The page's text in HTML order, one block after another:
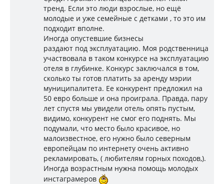
тренд. Если это люди взрослые, но ещё
молодые и уже семейные с детками , то это им
подходит вполне.
Иногда опустевшие бизнесы
раздают под эксплуатацию. Моя родственница
участвовала в таком конкурсе на эксплуатацию
отеля в глубинке. Конкурс заключался в том,
сколько ты готов платить за аренду мэрии
муниципалитета. Ее конкурент предложил на
50 евро больше и она проиграла. Правда, пару
лет спустя мы увидели отель опять пустым,
видимо, конкурент не смог его поднять. Мы
подумали, что место было красивое, но
малоизвестное, его нужно было северным
европейцам по интернету очень активно
рекламировать, ( любителям горных походов,).
Иногда возрастным нужна помощь молодых
инстаграмеров